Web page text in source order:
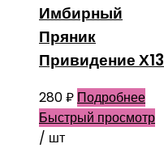
Имбирный
Пряник
Привидение Х13
280₽ Подробнее
Быстрый просмотр
/ шт